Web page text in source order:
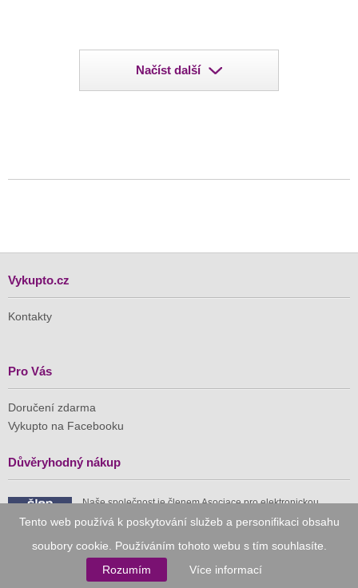
Tento web používá k poskytování služeb a personifikaci obsahu
soubory cookie. Používáním tohoto webu s tím souhlasíte.
Rozumím
Více informací
Načíst další
Vykupto.cz
Kontakty
Pro Vás
Doručení zdarma
Vykupto na Facebooku
Důvěryhodný nákup
Naše společnost je členem Asociace pro elektronickou